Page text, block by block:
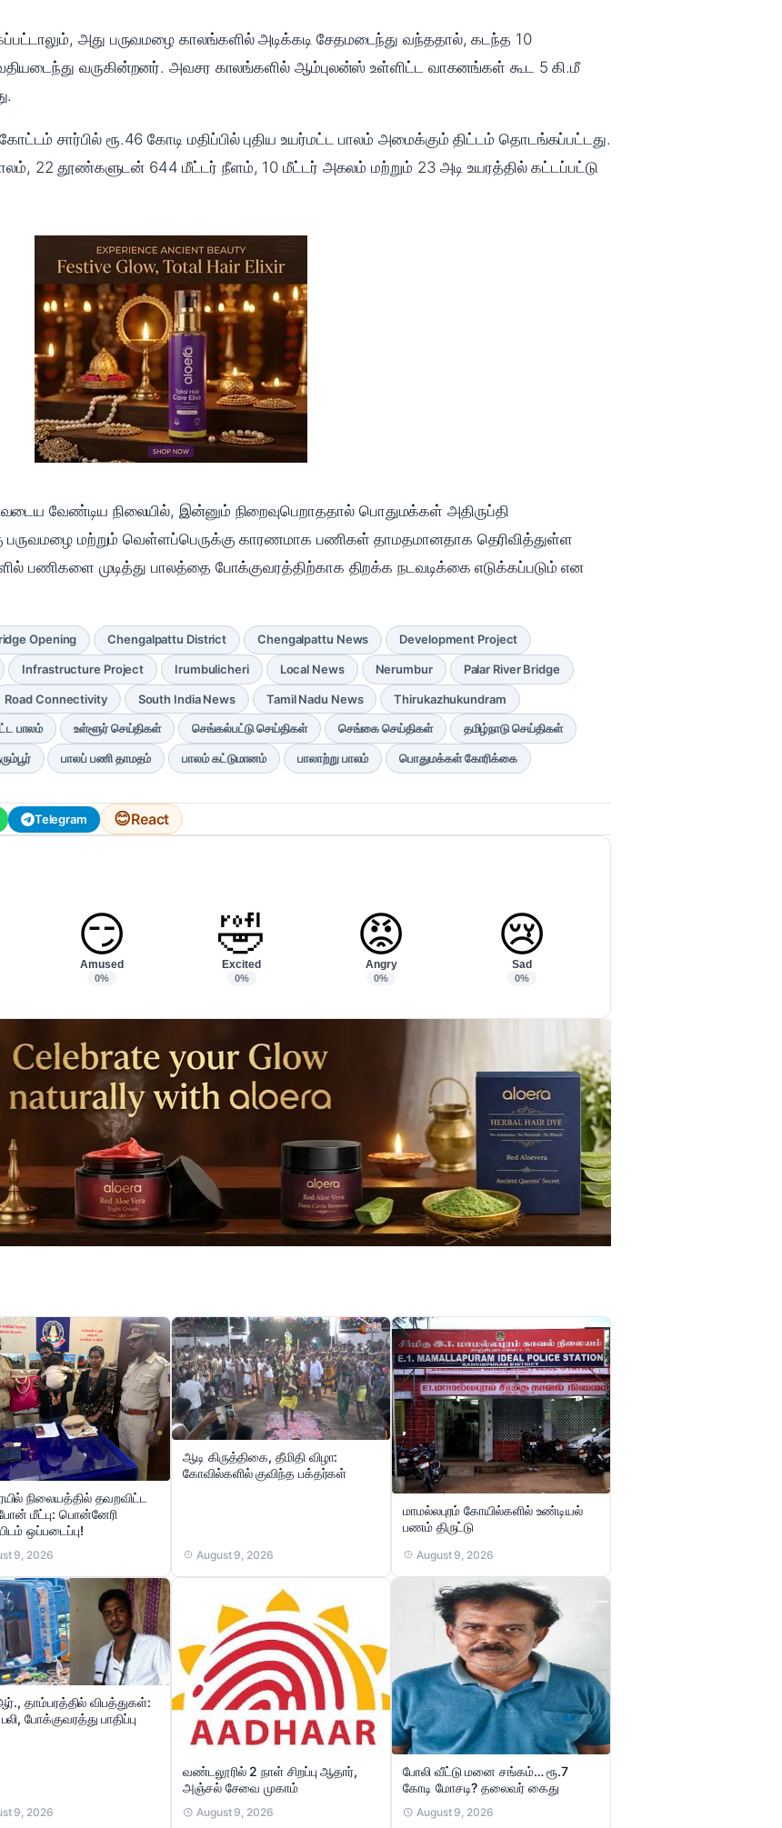
அது பருவமழை காலங்களில் அடிக்கடி சேதமடைந்து வந்ததால், கடந்த 10
வருகின்றனர். அவசர காலங்களில் ஆம்புலன்ஸ் உள்ளிட்ட வாகனங்கள் கூட 5 கி.மீ
சார்பில் ரூ.46 கோடி மதிப்பில் புதிய உயர்மட்ட பாலம் அமைக்கும் திட்டம் தொடங்கப்பட்டது.
22 தூண்களுடன் 644 மீட்டர் நீளம், 10 மீட்டர் அகலம் மற்றும் 23 அடி உயரத்தில் கட்டப்பட்டு
வேண்டிய நிலையில், இன்னும் நிறைவுபெறாததால் பொதுமக்கள் அதிருப்தி
பருவமழை மற்றும் வெள்ளப்பெருக்கு காரணமாக பணிகள் தாமதமானதாக தெரிவித்துள்ள
பணிகளை முடித்து பாலத்தை போக்குவரத்திற்காக திறக்க நடவடிக்கை எடுக்கப்படும் என
Opening Chengalpattu District Chengalpattu News Development Project
Infrastructure Project Irumbulicheri Local News Nerumbur Palar River Bridge
Road Connectivity South India News Tamil Nadu News Thirukazhukundram
பாலம் உள்ளூர் செய்திகள் செங்கல்பட்டு செய்திகள் செங்கை செய்திகள் தமிழ்நாடு செய்திகள்
பாலப் பணி தாமதம் பாலம் கட்டுமானம் பாலாற்று பாலம் பொதுமக்கள் கோரிக்கை
Telegram 😊React
😏
Amused
0%
🤣
Excited
0%
😡
Angry
0%
😢
Sad
0%
நிலையத்தில் தவறவிட்ட
மீட்பு: பொன்னேரி
ஒப்படைப்பு!
9, 2026
ஆடி கிருத்திகை, தீமிதி விழா:
கோவில்களில் குவிந்த பக்தர்கள்
August 9, 2026
மாமல்லபுரம் கோயில்களில் உண்டியல்
பணம் திருட்டு
August 9, 2026
தாம்பரத்தில் விபத்துகள்:
போக்குவரத்து பாதிப்பு
9, 2026
வண்டலூரில் 2 நாள் சிறப்பு ஆதார்,
அஞ்சல் சேவை முகாம்
August 9, 2026
போலி வீட்டு மனை சங்கம்… ரூ.7
கோடி மோசடி? தலைவர் கைது
August 9, 2026